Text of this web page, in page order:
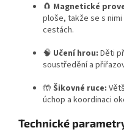
🧲 Magnetické
ploše, takže se s
cestách.
🧠 Učení hrou: Děti
soustředění a
🤲 Šikovné ruce:
úchop a koordinaci
Technické